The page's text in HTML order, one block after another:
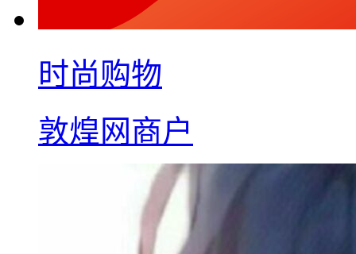
时尚购物
敦煌网商户